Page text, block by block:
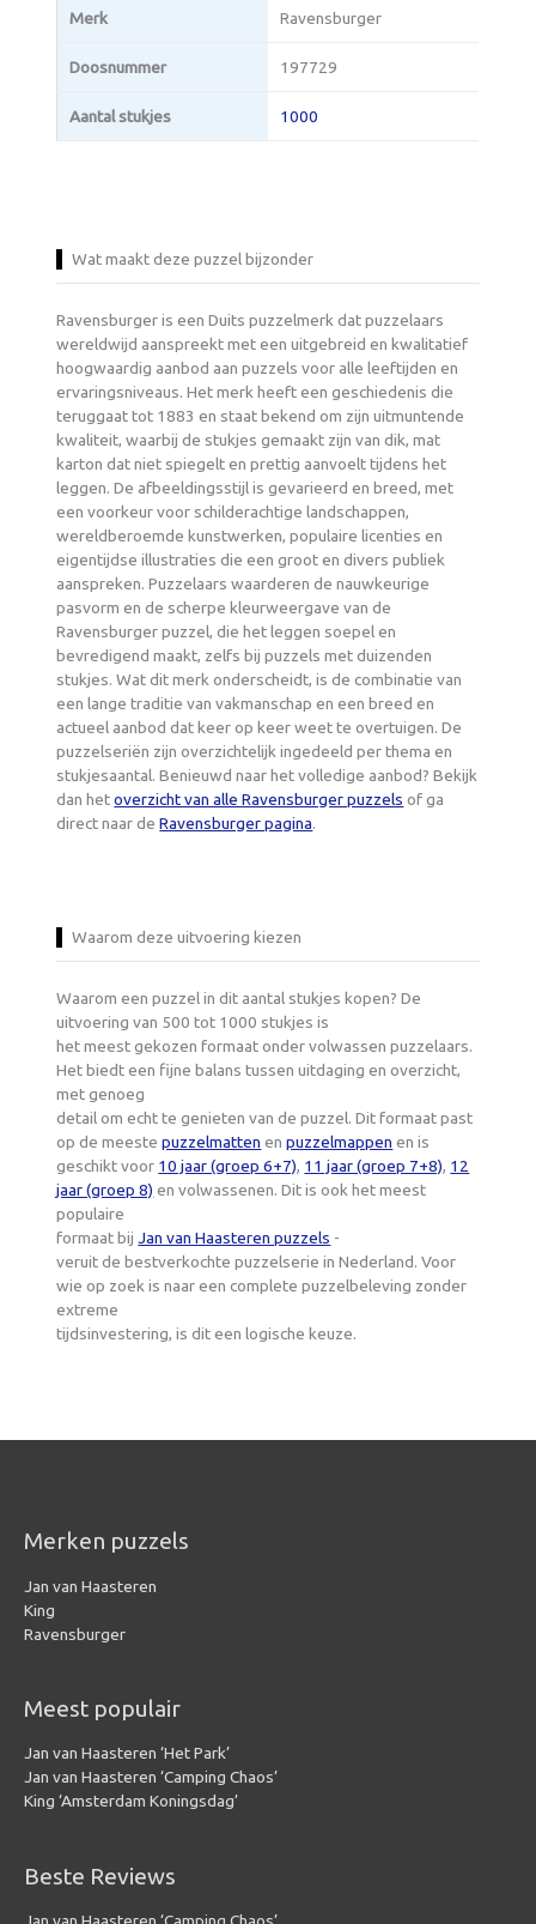
Merk Ravensburger
Doosnummer 197729
Aantal stukjes 1000
Wat maakt deze puzzel bijzonder
Ravensburger is een Duits puzzelmerk dat puzzelaars
wereldwijd aanspreekt met een uitgebreid en kwalitatief
hoogwaardig aanbod aan puzzels voor alle leeftijden en
ervaringsniveaus. Het merk heeft een geschiedenis die
teruggaat tot 1883 en staat bekend om zijn uitmuntende
kwaliteit, waarbij de stukjes gemaakt zijn van dik, mat
karton dat niet spiegelt en prettig aanvoelt tijdens het
leggen. De afbeeldingsstijl is gevarieerd en breed, met
een voorkeur voor schilderachtige landschappen,
wereldberoemde kunstwerken, populaire licenties en
eigentijdse illustraties die een groot en divers publiek
aanspreken. Puzzelaars waarderen de nauwkeurige
pasvorm en de scherpe kleurweergave van de
Ravensburger puzzel, die het leggen soepel en
bevredigend maakt, zelfs bij puzzels met duizenden
stukjes. Wat dit merk onderscheidt, is de combinatie van
een lange traditie van vakmanschap en een breed en
actueel aanbod dat keer op keer weet te overtuigen. De
puzzelseriën zijn overzichtelijk ingedeeld per thema en
stukjesaantal. Benieuwd naar het volledige aanbod? Bekijk
dan hetoverzicht van alle Ravensburger puzzels of ga
direct naar deRavensburger pagina.
Waarom deze uitvoering kiezen
Waarom een puzzel in dit aantal stukjes kopen? De
uitvoering van 500 tot 1000 stukjes is
het meest gekozen formaat onder volwassen puzzelaars.
Het biedt een fijne balans tussen uitdaging en overzicht,
met genoeg
detail om echt te genieten van de puzzel. Dit formaat past
op de meestepuzzelmatten enpuzzelmappen en is
geschikt voor 10 jaar (groep 6+7), 11 jaar (groep 7+8), 12
jaar (groep 8) en volwassenen. Dit is ook het meest
populaire
formaat bijJan van Haasteren puzzels -
veruit de bestverkochte puzzelserie in Nederland. Voor
wie op zoek is naar een complete puzzelbeleving zonder
extreme
tijdsinvestering, is dit een logische keuze.
Merken puzzels
Jan van Haasteren
King
Ravensburger
Meest populair
Jan van Haasteren ‘Het Park’
Jan van Haasteren ‘Camping Chaos’
King ‘Amsterdam Koningsdag’
Beste Reviews